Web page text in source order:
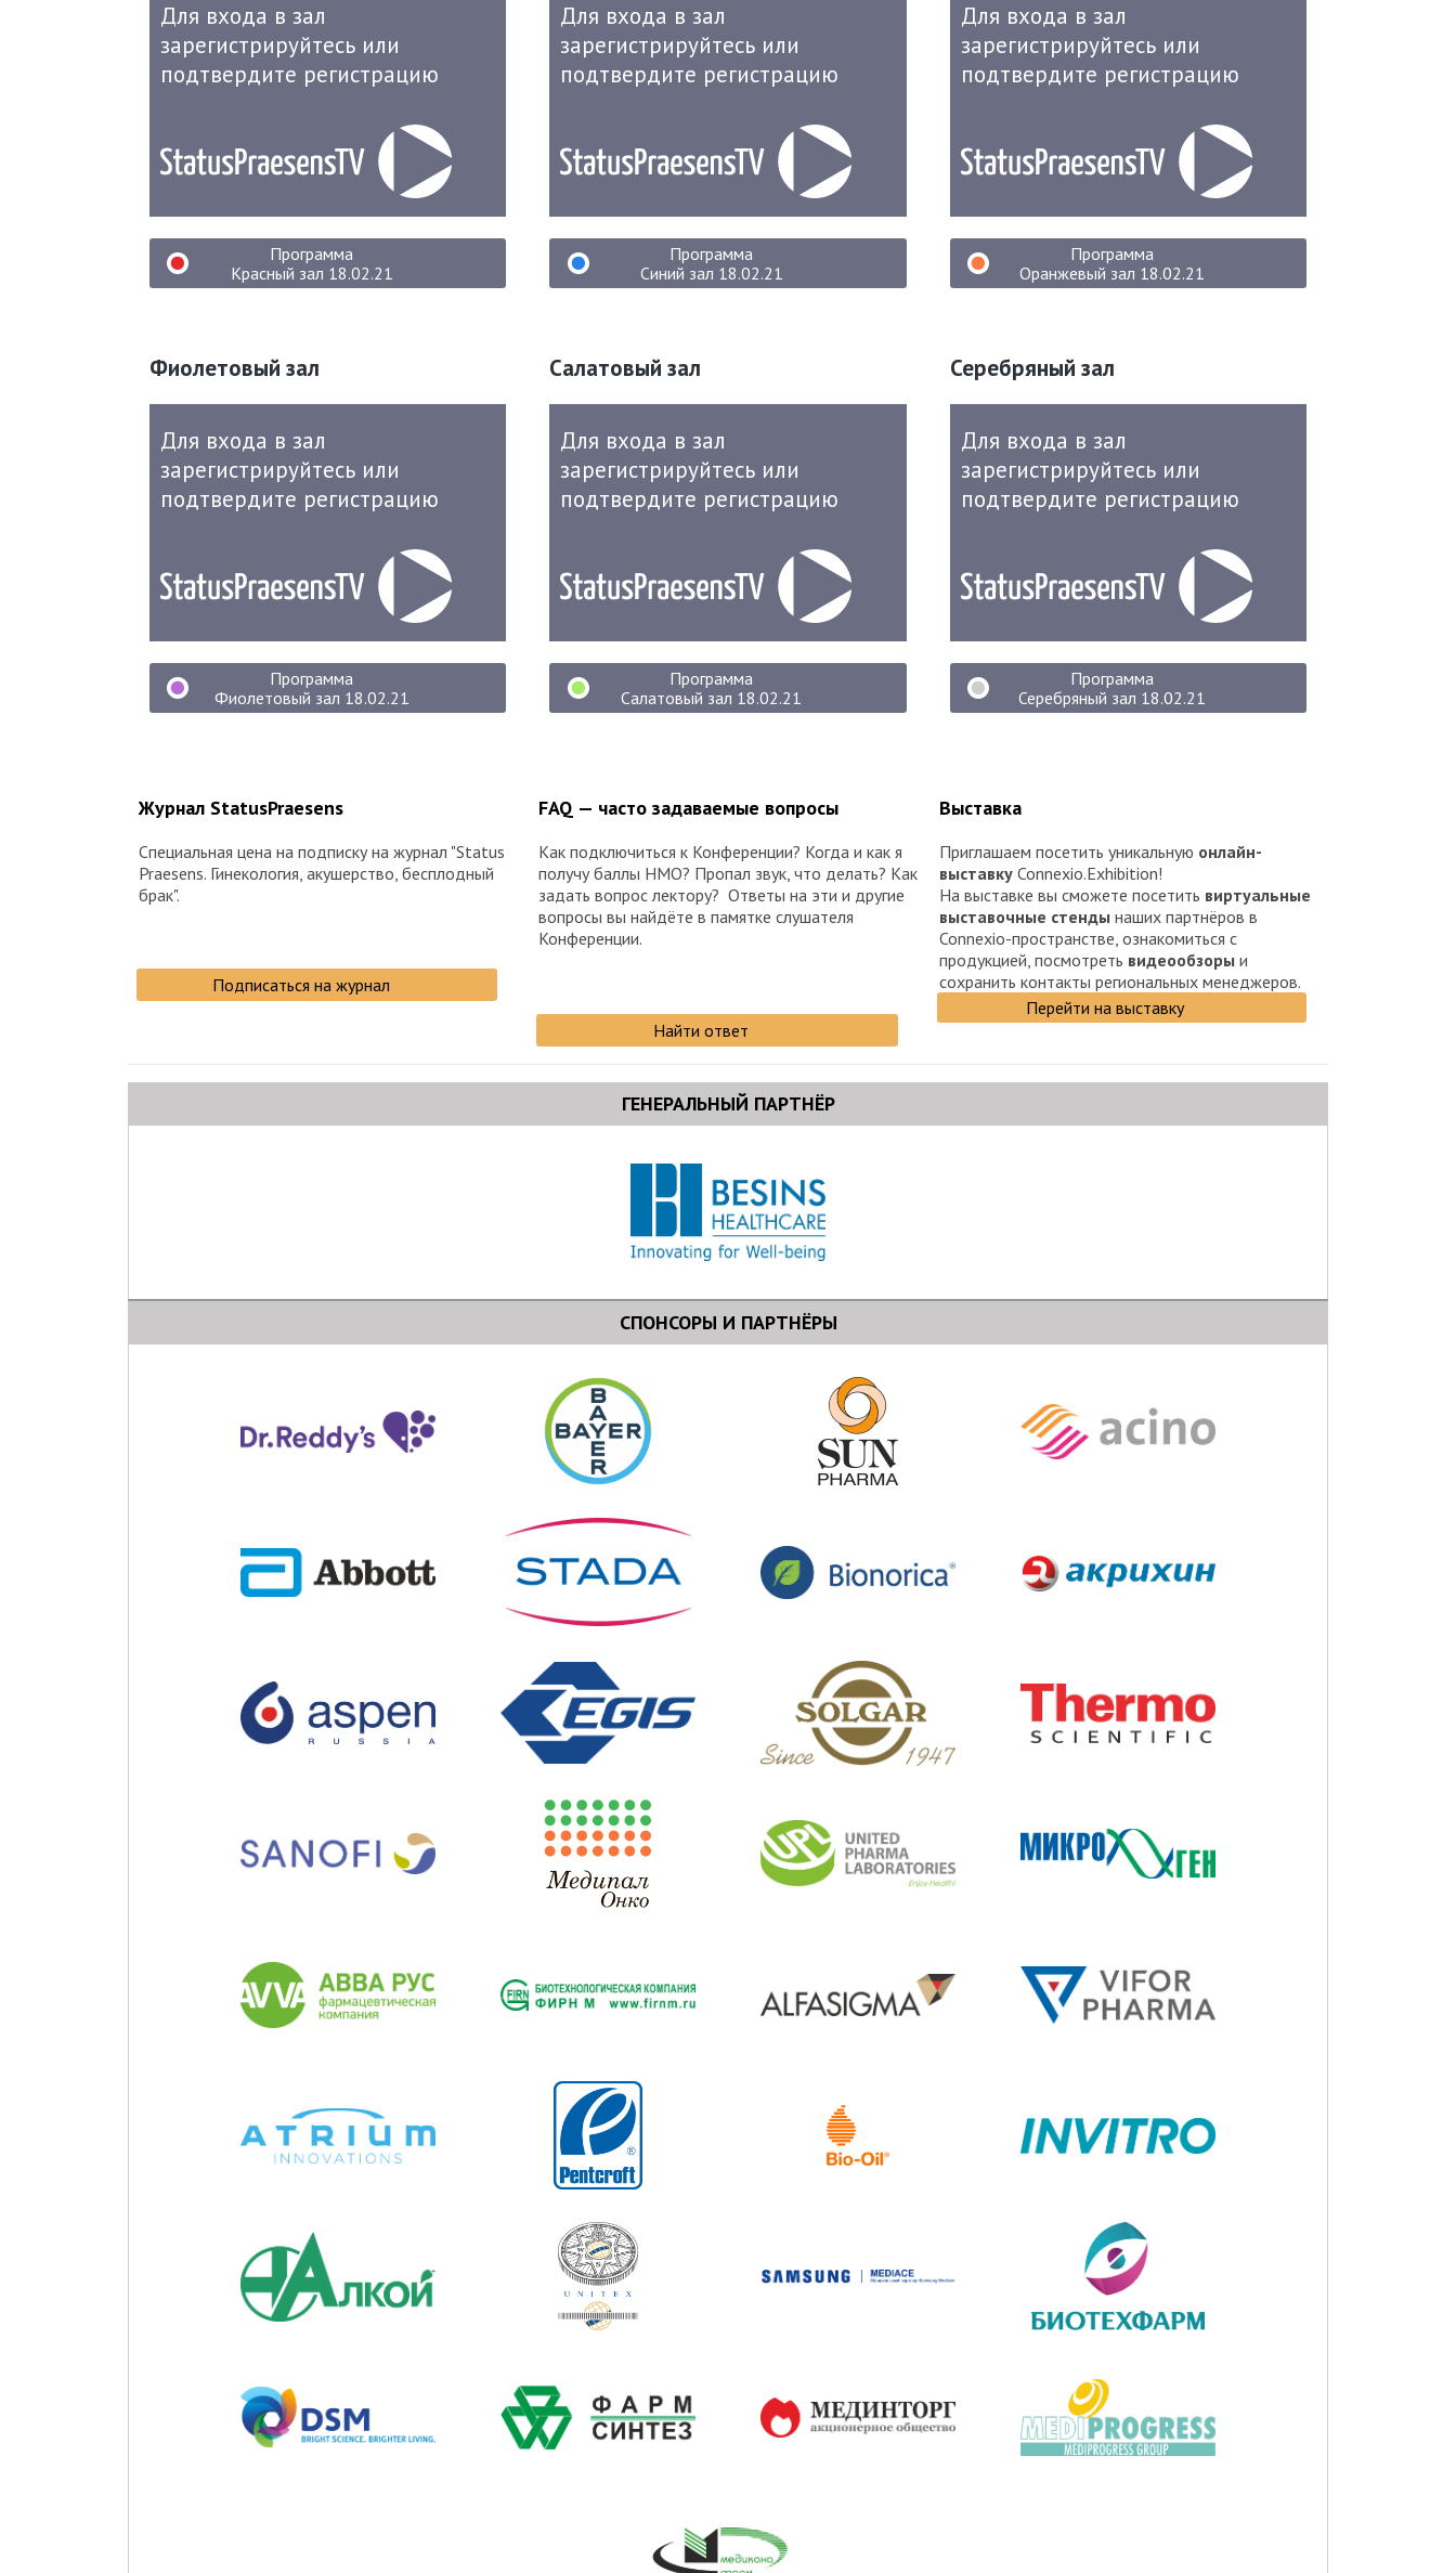
Для входа в зал
зарегистрируйтесь или
подтвердите регистрацию
Программа
Красный зал 18.02.21
Для входа в зал
зарегистрируйтесь или
подтвердите регистрацию
Программа
Синий зал 18.02.21
Для входа в зал
зарегистрируйтесь или
подтвердите регистрацию
Программа
Оранжевый зал 18.02.21
Фиолетовый зал
Для входа в зал
зарегистрируйтесь или
подтвердите регистрацию
Программа
Фиолетовый зал 18.02.21
Салатовый зал
Для входа в зал
зарегистрируйтесь или
подтвердите регистрацию
Программа
Салатовый зал 18.02.21
Серебряный зал
Для входа в зал
зарегистрируйтесь или
подтвердите регистрацию
Программа
Серебряный зал 18.02.21
Журнал StatusPraesens
Специальная цена на подписку на журнал "Status
Praesens. Гинекология, акушерство, бесплодный
брак".
Подписаться на журнал
FAQ — часто задаваемые вопросы
Как подключиться к Конференции? Когда и как я
получу баллы НМО? Пропал звук, что делать? Как
задать вопрос лектору? Ответы на эти и другие
вопросы вы найдёте в памятке слушателя
Конференции.
Найти ответ
Выставка
Приглашаем посетить уникальную онлайн-
выставкуConnexio.Exhibition!
На выставке вы сможете посетить виртуальные
выставочные стендынаших партнёров в
Connexio-пространстве, ознакомиться с
продукцией, посмотреть видеообзорыи
сохранить контакты региональных менеджеров.
Перейти на выставку
ГЕНЕРАЛЬНЫЙ ПАРТНЁР
СПОНСОРЫ И ПАРТНЁРЫ